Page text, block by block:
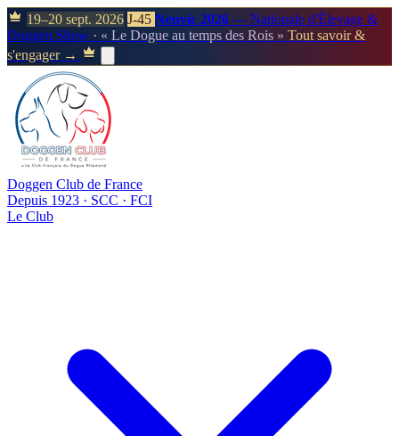
19–20 sept. 2026 J-45 Neuvic 2026 — Nationale d'Élevage &
Doggen Show · « Le Dogue au temps des Rois » Tout savoir &
s'engager →
Doggen Club de France
Depuis 1923 · SCC · FCI
Le Club